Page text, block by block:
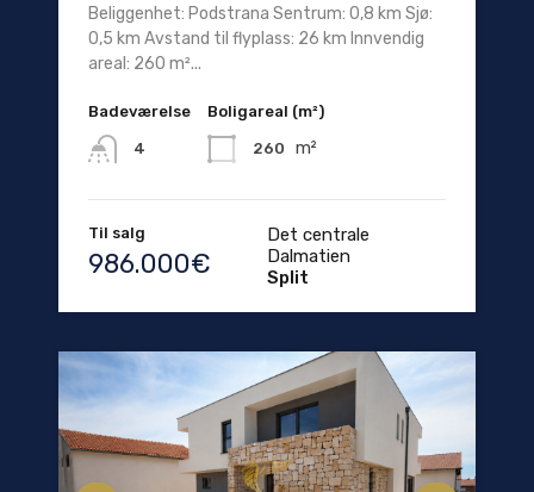
Beliggenhet: Podstrana Sentrum: 0,8 km Sjø:
0,5 km Avstand til flyplass: 26 km Innvendig
areal: 260 m²...
Badeværelse
4
Boligareal (m²)
260 m²
Til salg
986.000€
Det centrale
Dalmatien
Split